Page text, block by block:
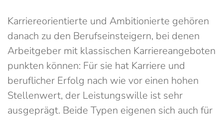
Karriereorientierte und Ambitionierte gehören
danach zu den Berufseinsteigern, bei denen
Arbeitgeber mit klassischen Karriereangeboten
punkten können: Für sie hat Karriere und
beruflicher Erfolg nach wie vor einen hohen
Stellenwert, der Leistungswille ist sehr
ausgeprägt. Beide Typen eigenen sich auch für